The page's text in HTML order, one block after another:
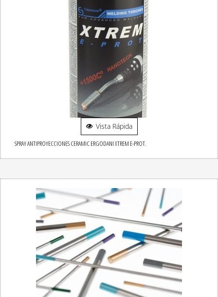
Vista Rápida
SPRAY ANTIPROYECCIONES CERAMIC ERGODANI XTREM E-PROT.